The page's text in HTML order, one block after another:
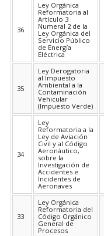
36
Ley Orgánica
Reformatoria al
Artículo 3
Numeral 2 de la
Ley Orgánica del
Servicio Público
de Energía
Eléctrica
35
Ley Derogatoria
al Impuesto
Ambiental a la
Contaminación
Vehicular
(Impuesto Verde)
34
Ley
Reformatoria a la
Ley de Aviación
Civil y al Código
Aeronáutico,
sobre la
Investigación de
Accidentes e
Incidentes de
Aeronaves
33
Ley Orgánica
Reformatoria del
Código Orgánico
General de
Procesos